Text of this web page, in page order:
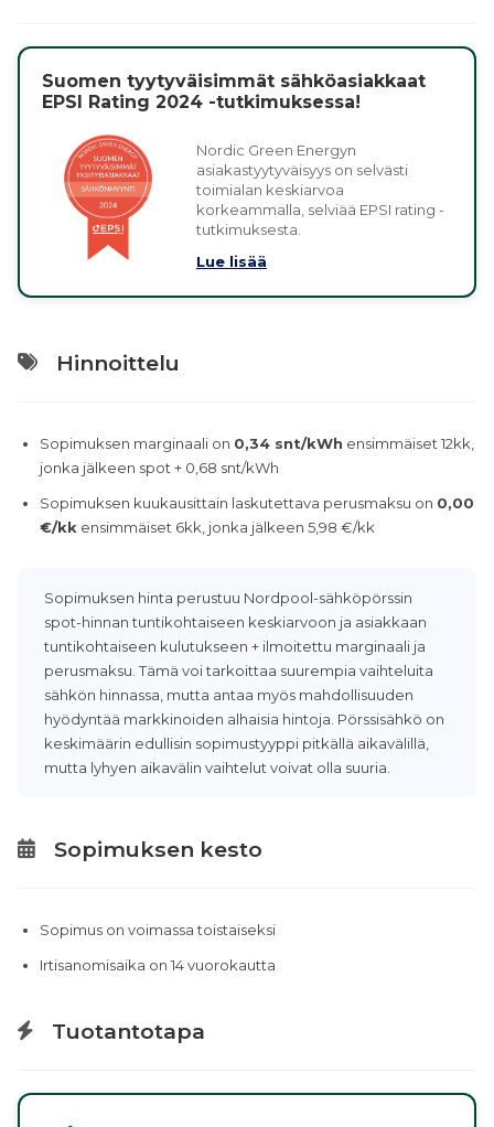
Suomen tyytyväisimmät sähköasiakkaat
EPSI Rating 2024 -tutkimuksessa!
Nordic Green Energyn
asiakastyytyväisyys on selvästi
toimialan keskiarvoa
korkeammalla, selviää EPSI rating -
tutkimuksesta.
Lue lisää
Hinnoittelu
Sopimuksen marginaali on 0,34 snt/kWh ensimmäiset 12kk,
jonka jälkeen spot + 0,68 snt/kWh
Sopimuksen kuukausittain laskutettava perusmaksu on 0,00
€/kkensimmäiset 6kk, jonka jälkeen 5,98 €/kk
Sopimuksen hinta perustuu Nordpool-sähköpörssin
spot-hinnan tuntikohtaiseen keskiarvoon ja asiakkaan
tuntikohtaiseen kulutukseen + ilmoitettu marginaali ja
perusmaksu. Tämä voi tarkoittaa suurempia vaihteluita
sähkön hinnassa, mutta antaa myös mahdollisuuden
hyödyntää markkinoiden alhaisia hintoja. Pörssisähkö on
keskimäärin edullisin sopimustyyppi pitkällä aikavälillä,
mutta lyhyen aikavälin vaihtelut voivat olla suuria.
Sopimuksen kesto
Sopimus on voimassa toistaiseksi
Irtisanomisaika on 14 vuorokautta
Tuotantotapa